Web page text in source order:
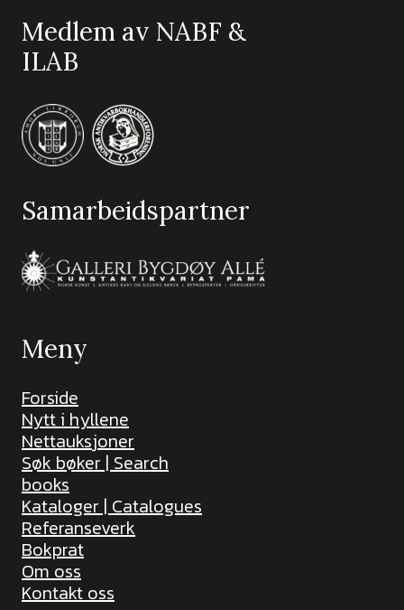
Medlem av NABF &
ILAB
Samarbeidspartner
Meny
Forside
Nytt i hyllene
Nettauksjoner
Søk bøker | Search
books
Kataloger | Catalogues
Referanseverk
Bokprat
Om oss
Kontakt oss